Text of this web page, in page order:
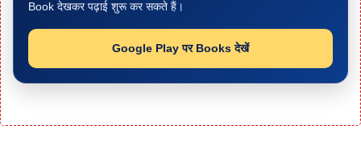
Book देखकर पढ़ाई शुरू कर सकते हैं।
Google Play पर Books देखें